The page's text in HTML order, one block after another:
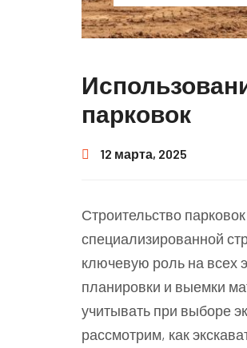
парковок
12 марта, 2025
Строительство
специализированной
ключевую роль на всех
планировки и выемки
учитывать при выборе
рассмотрим, как